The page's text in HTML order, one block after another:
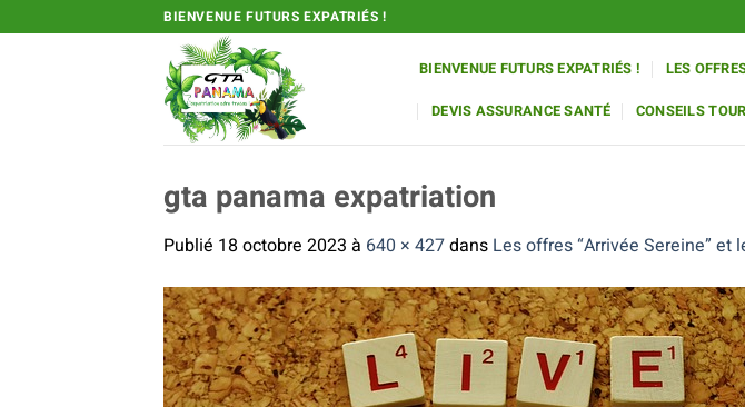
au
BIENVENUE FUTURS EXPATRIÉS !
BIENVENUE FUTURS EXPATRIÉS ! LES
DEVIS ASSURANCE SANTÉ CONSEILS
gta panama expatriation
Publié 18 octobre 2023 à 640 × 427dans Les offres “Arrivée Sereine” et